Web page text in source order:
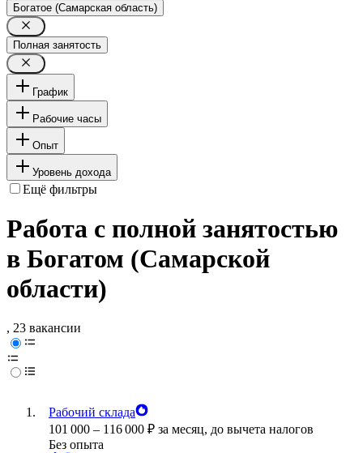
Богатое (Самарская область)
Полная занятость
График
Рабочие часы
Опыт
Уровень дохода
Ещё фильтры
Работа с полной занятостью
в Богатом (Самарской
области)
, 23 вакансии
Рабочий склада
101 000 – 116 000 ₽ за месяц, до вычета налогов
Без опыта